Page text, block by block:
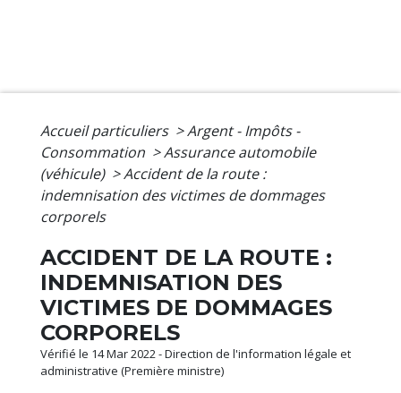
Accueil particuliers >Argent - Impôts -
Consommation >Assurance automobile
(véhicule) >Accident de la route :
indemnisation des victimes de dommages
corporels
ACCIDENT DE LA ROUTE :
INDEMNISATION DES
VICTIMES DE DOMMAGES
CORPORELS
Vérifié le 14 Mar 2022 - Direction de l'information légale et
administrative (Première ministre)